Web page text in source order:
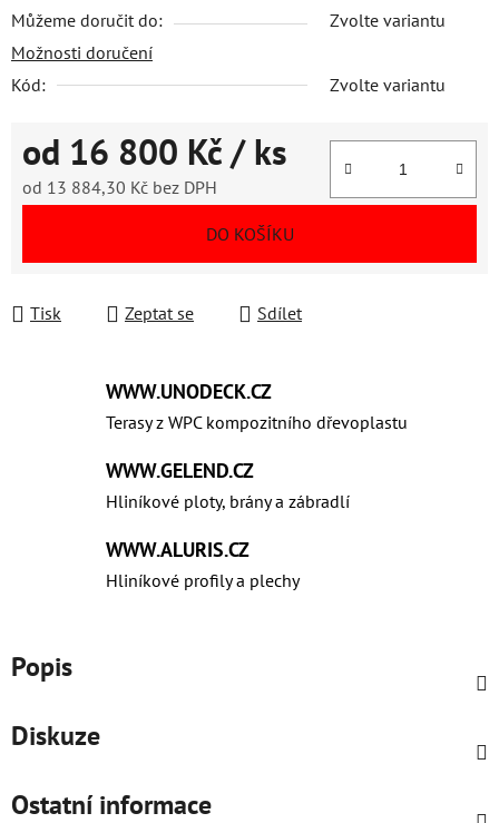
Můžeme doručit do:
Zvolte variantu
Možnosti doručení
Kód:
Zvolte variantu
od 16 800 Kč/ ks
od 13 884,30 Kč bez DPH
DO KOŠÍKU
Tisk Zeptat se Sdílet
WWW.UNODECK.CZ
Terasy z WPC kompozitního dřevoplastu
WWW.GELEND.CZ
Hliníkové ploty, brány a zábradlí
WWW.ALURIS.CZ
Hliníkové profily a plechy
Popis
Diskuze
Ostatní informace